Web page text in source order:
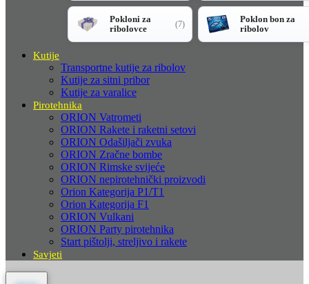
Pokloni za
ribolovce
(7)
Poklon bon za
ribolov
Kutije
Transportne kutije za ribolov
Kutije za sitni pribor
Kutije za varalice
Pirotehnika
ORION Vatrometi
ORION Rakete i raketni setovi
ORION Odašiljači zvuka
ORION Zračne bombe
ORION Rimske svijeće
ORION nepirotehnički proizvodi
Orion Kategorija P1/T1
Orion Kategorija F1
ORION Vulkani
ORION Party pirotehnika
Start pištolji, streljivo i rakete
Savjeti